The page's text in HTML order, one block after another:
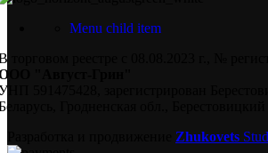
Menu child item
торговом реестре с 08.08.2023 г., №
"Август-Грин"
591475428, зарегистрирован
Гродненская обл.,
Zhukovets